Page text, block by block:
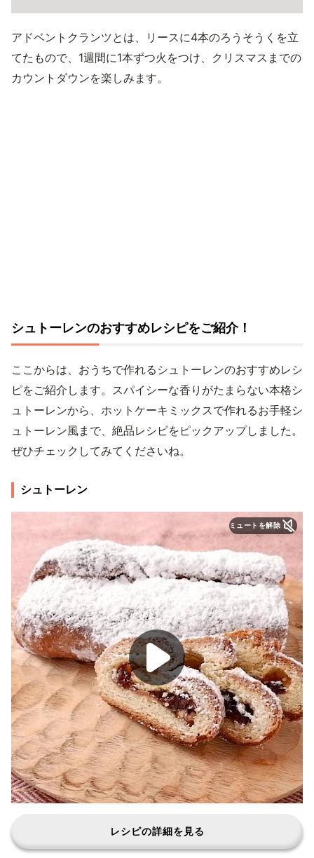
アドベントクランツとは、リースに4本のろうそうくを立
てたもので、1週間に1本ずつ火をつけ、クリスマスまでの
カウントダウンを楽しみます。
シュトーレンのおすすめレシピをご紹介！
ここからは、おうちで作れるシュトーレンのおすすめレシ
ピをご紹介します。スパイシーな香りがたまらない本格シ
ュトーレンから、ホットケーキミックスで作れるお手軽シ
ュトーレン風まで、絶品レシピをピックアップしました。
ぜひチェックしてみてくださいね。
シュトーレン
ミュートを解除
レシピの詳細を見る